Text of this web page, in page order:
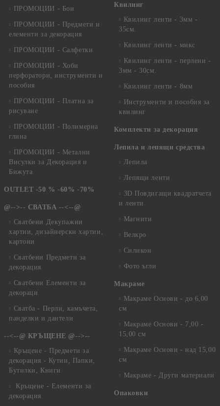
ПРОМОЦИИ - Бои
ПРОМОЦИИ - Предмети и
елементи за декорация
ПРОМОЦИИ - Салфетки
ПРОМОЦИИ - Хоби
перфоратори, инструменти и
пособия
ПРОМОЦИИ - Платна за
рисуване
ПРОМОЦИИ - Полимерна
глина
ПРОМОЦИИ - Метални
Висулки за Декорация и
Бижута
OUTLET -50 % -60% -70%
@-->-- СВАТБА --<--@
Сватбени Декупажни
хартии, дизайнерски хартии,
картони
Сватбени Предмети за
декорация
Сватбени Елементи за
декораци
Сватба - Перли, камъчета,
панделки и дантели
--<--@ КРЪЩЕНЕ @-->--
Кръщене - Предмети за
декорация - Кутии, Папки,
Бутилки, Книги
Кръщене - Елементи за
декорация
Квилинг
Квилинг ленти - 3мм -
35см.
Квилинг ленти - микс
Квилинг ленти - перлени -
3мм - 30см.
Квилинг ленти - 8мм
Инструменти и пособия за
квилинг
Комплекти за декорация
Лепила и лепящи средства
Лепила
Лепящи ленти
3D Повдигащи квадратчета
и ленти
Магнити
Велкро
Силикон
Фото ъгли
Макраме
Макраме Основи - до 6,00
см
Макраме Основи - 7,00 -
15,00 см
Макраме Основи - над 15,00
см
Макраме - Други материали
Опаковки